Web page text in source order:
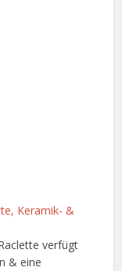
Keramik- &
verfügt
& eine